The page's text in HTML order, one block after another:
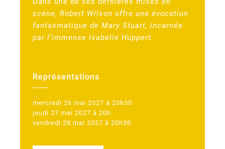
scène, Robert Wilson offre une évocation
fantasmatique de Mary Stuart, incarnée
par l’immense Isabelle Huppert.
Représentations
mercredi 26 mai 2027 à 20h30
jeudi 27 mai 2027 à 20h
vendredi 28 mai 2027 à 20h30